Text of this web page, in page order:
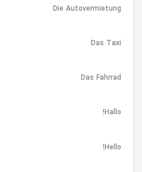
Die Autovermietung
Das Taxi
Das Fahrrad
Hallo!
Hello!